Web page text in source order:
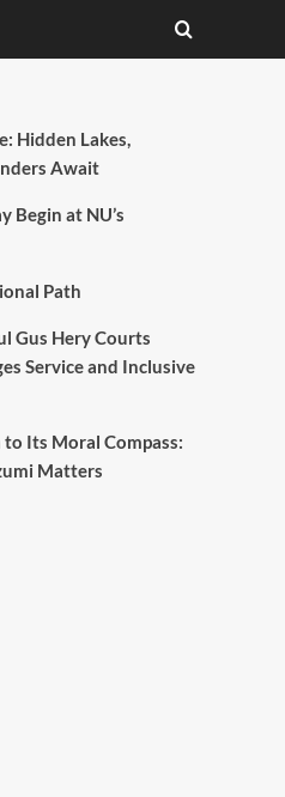
Hidden Lakes,
Await
Begin at NU’s
Path
Gus Hery Courts
Service and Inclusive
Its Moral Compass:
Matters